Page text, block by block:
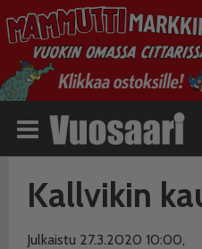
Kallvikin
Julkaistu 27.3.2020 10:00,